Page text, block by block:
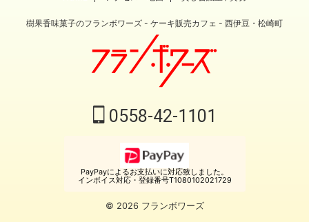
樹果香味菓子のフランボワーズ - ケーキ販売カフェ - 西伊豆・松崎町
0558-42-1101
PayPayによるお支払いに対応致しました。
インボイス対応・登録番号T1080102021729
© 2026 フランボワーズ